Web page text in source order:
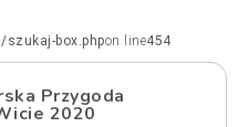
box.phpon line454
Przygoda
2020